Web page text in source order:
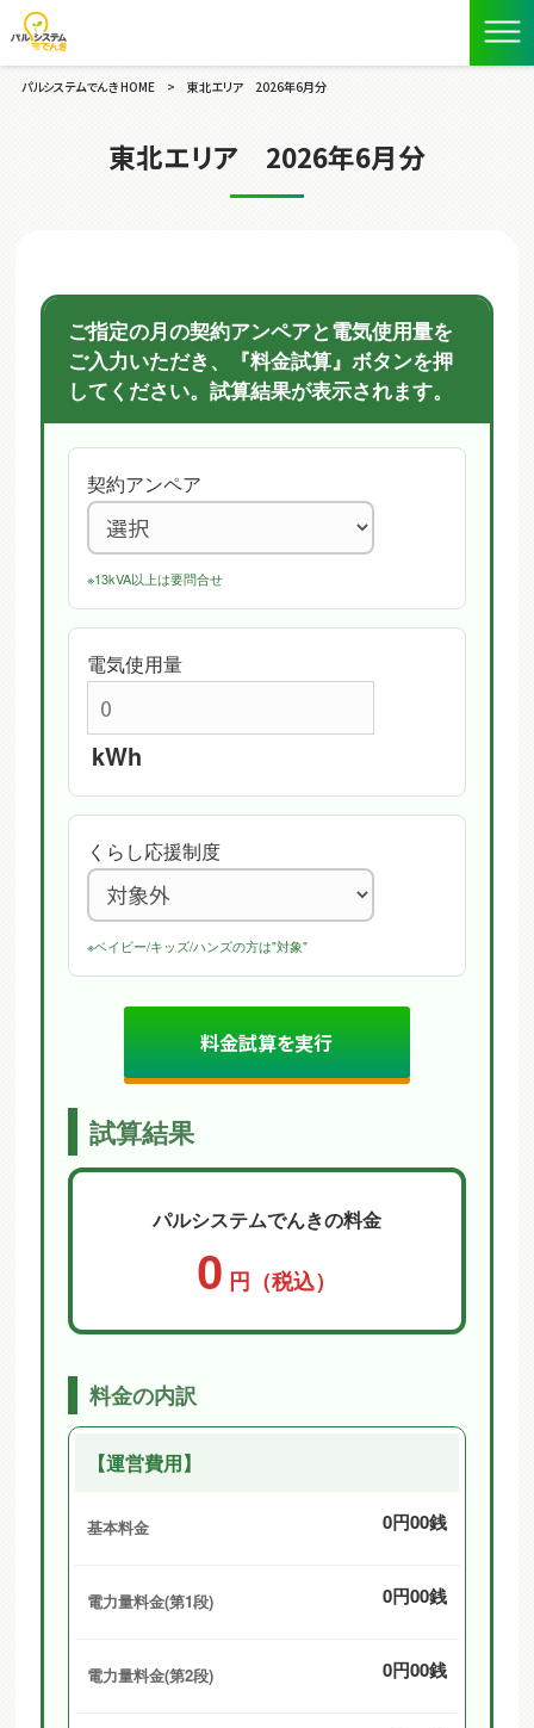
パルシステムでんき HOME > 東北エリア 2026年6月分
東北エリア 2026年6月分
ご指定の月の契約アンペアと電気使用量を
ご入力いただき、『料金試算』ボタンを押
してください。試算結果が表示されます。
契約アンペア
※13kVA以上は要問合せ
電気使用量
kWh
くらし応援制度
※ベイビー/キッズ/ハンズの方は"対象"
試算結果
パルシステムでんきの料金
0 円（税込）
料金の内訳
【運営費用】
基本料金 0円00銭
電力量料金(第1段) 0円00銭
電力量料金(第2段) 0円00銭